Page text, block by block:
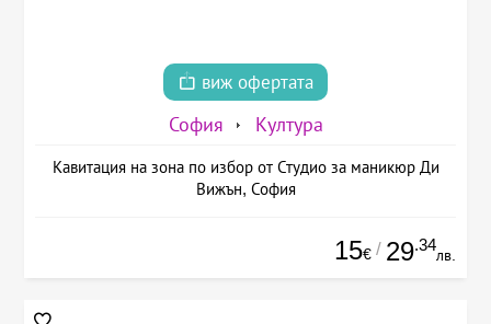
виж офертата
София Култура
Кавитация на зона по избор от Студио за маникюр Ди
Вижън, София
15€ / 29.34
лв.